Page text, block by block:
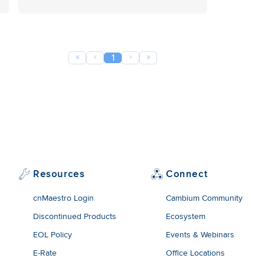
« ‹ 1 › »
Resources
cnMaestro Login
Discontinued Products
EOL Policy
E-Rate
Connect
Cambium Community
Ecosystem
Events & Webinars
Office Locations